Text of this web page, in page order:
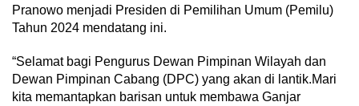
Pranowo menjadi Presiden di Pemilihan Umum (Pemilu)
Tahun 2024 mendatang ini.
“Selamat bagi Pengurus Dewan Pimpinan Wilayah dan
Dewan Pimpinan Cabang (DPC) yang akan di lantik.Mari
kita memantapkan barisan untuk membawa Ganjar